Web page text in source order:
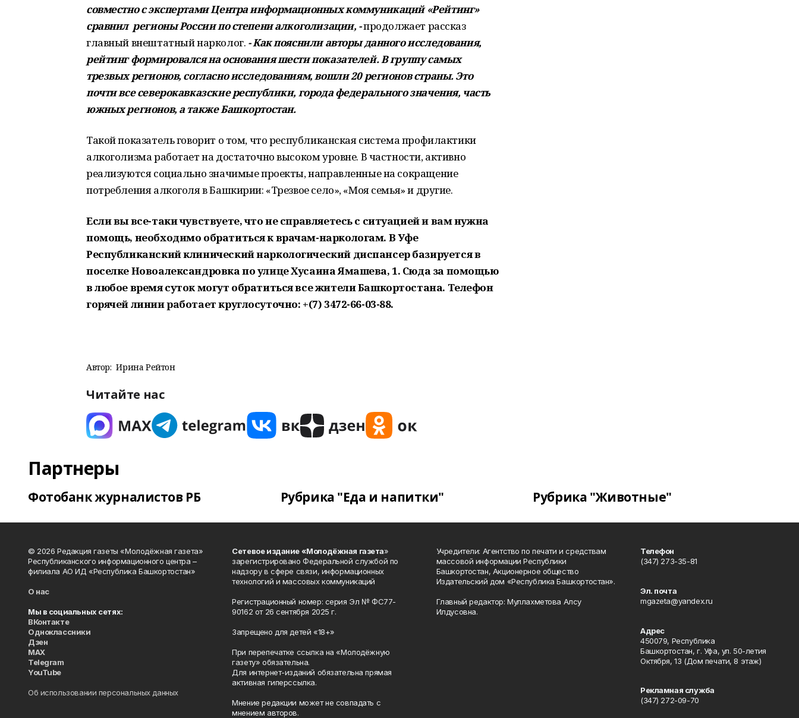
совместно с экспертами Центра информационных коммуникаций «Рейтинг»
сравнил регионы России по степени алкоголизации, -продолжает рассказ
главный внештатный нарколог. - Как пояснили авторы данного исследования,
рейтинг формировался на основания шести показателей. В группу самых
трезвых регионов, согласно исследованиям, вошли 20 регионов страны. Это
почти все северокавказские республики, города федерального значения, часть
южных регионов, а также Башкортостан.
Такой показатель говорит о том, что республиканская система профилактики
алкоголизма работает на достаточно высоком уровне. В частности, активно
реализуются социально значимые проекты, направленные на сокращение
потребления алкоголя в Башкирии: «Трезвое село», «Моя семья» и другие.
Если вы все-таки чувствуете, что не справляетесь с ситуацией и вам нужна
помощь, необходимо обратиться к врачам-наркологам. В Уфе
Республиканский клинический наркологический диспансер базируется в
поселке Новоалександровка по улице Хусаина Ямашева, 1. Сюда за помощью
в любое время суток могут обратиться все жители Башкортостана. Телефон
горячей линии работает круглосуточно: +(7) 3472-66-03-88.
Автор: Ирина Рейтон
Читайте нас
Партнеры
Фотобанк журналистов РБ Рубрика "Еда и напитки" Рубрика "Животные"
© 2026 Редакция газеты «Молодёжная газета»
Республиканского информационного центра –
филиала АО ИД «Республика Башкортостан»
О нас
Мы в социальных сетях:
ВКонтакте
Одноклассники
Дзен
MAX
Telegram
YouTube
Об использовании персональных данных
Сетевое издание «Молодёжная газета»
зарегистрировано Федеральной службой по
надзору в сфере связи, информационных
технологий и массовых коммуникаций
Регистрационный номер: серия Эл № ФС77-
90162 от 26 сентября 2025 г.
Запрещено для детей «18+»
При перепечатке ссылка на «Молодёжную
газету» обязательна.
Для интернет-изданий обязательна прямая
активная гиперссылка.
Мнение редакции может не совпадать с
мнением авторов.
Учредители: Агентство по печати и средствам
массовой информации Республики
Башкортостан, Акционерное общество
Издательский дом «Республика Башкортостан».
Главный редактор: Муллахметова Алсу
Илдусовна.
Телефон
(347) 273-35-81
Эл. почта
mgazeta@yandex.ru
Адрес
450079, Республика
Башкортостан, г. Уфа, ул. 50-летия
Октября, 13 (Дом печати, 8 этаж)
Рекламная служба
(347) 272-09-70